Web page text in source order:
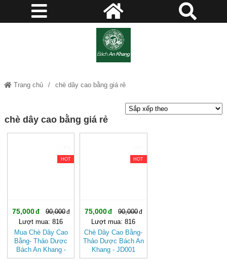
Trang chủ chè dây cao bằng giá rẻ
chè dây cao bằng giá rẻ
HOT
75,000
90,000
Lượt mua: 816
Mua Chè Dây Cao
Bằng- Thảo Dược
Bách An Khang -
JD001 v2
HOT
75,000
90,000
Lượt mua: 816
Chè Dây Cao Bằng-
Thảo Dược Bách An
Khang - JD001